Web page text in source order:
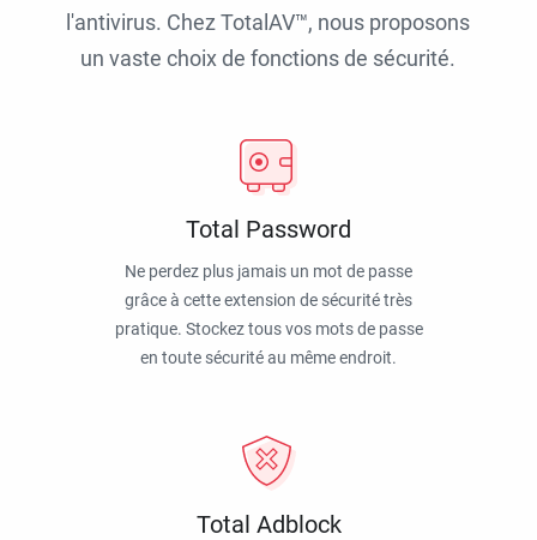
l'antivirus. Chez TotalAV™, nous proposons
un vaste choix de fonctions de sécurité.
Total Password
Ne perdez plus jamais un mot de passe
grâce à cette extension de sécurité très
pratique. Stockez tous vos mots de passe
en toute sécurité au même endroit.
Total Adblock